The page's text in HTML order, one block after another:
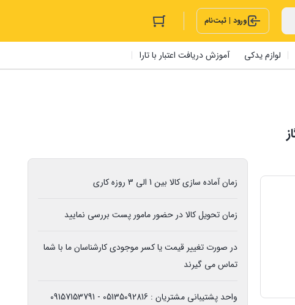
ورود | ثبت‌نام
لوازم یدکی آموزش دریافت اعتبار با تارا
زمان آماده سازی کالا بین 1 الی 3 روزه کاری
زمان تحویل کالا در حضور مامور پست بررسی نمایید
در صورت تغییر قیمت یا کسر موجودی کارشناسان ما با شما
تماس می گیرند
واحد پشتیبانی مشتریان : 05135092816 - 09157153791